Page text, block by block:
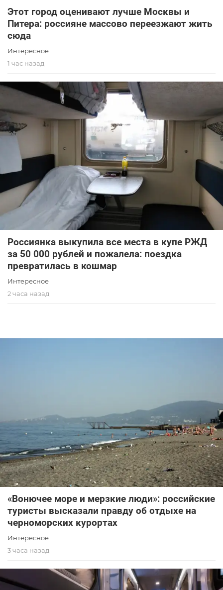
Этот город оценивают лучше Москвы и
Питера: россияне массово переезжают жить
сюда
Интересное
1 час назад
Россиянка выкупила все места в купе РЖД
за 50 000 рублей и пожалела: поездка
превратилась в кошмар
Интересное
2 часа назад
«Вонючее море и мерзкие люди»: российские
туристы высказали правду об отдыхе на
черноморских курортах
Интересное
3 часа назад